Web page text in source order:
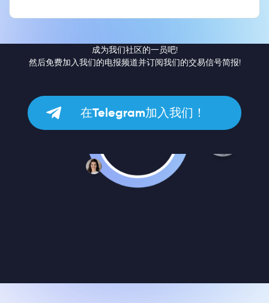
成为我们社区的一员吧!
然后免费加入我们的电报频道并订阅我们的交易信号简报!
在Telegram加入我们！